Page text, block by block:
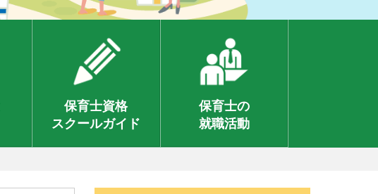
保育士資格
スクールガイド
保育士の
就職活動